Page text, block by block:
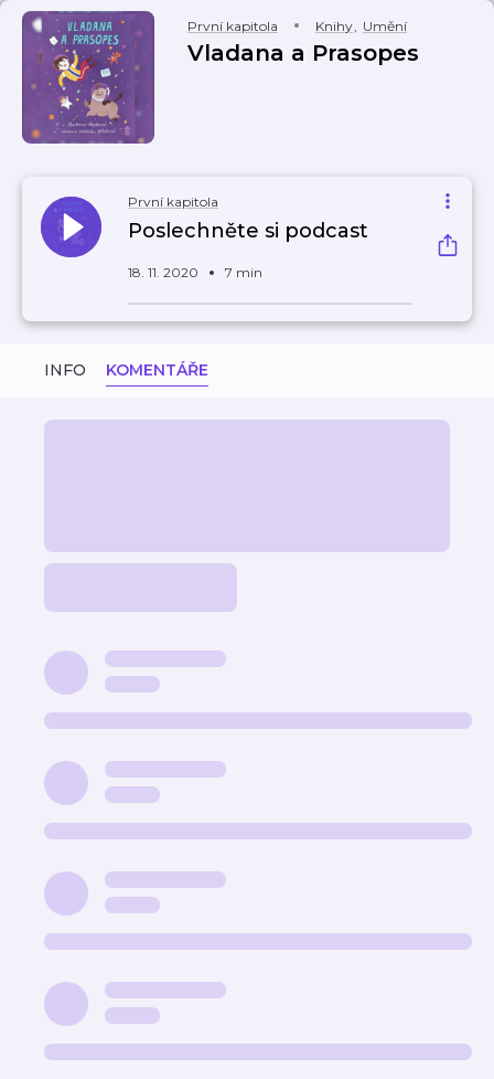
První kapitola Knihy, Umění
Vladana a Prasopes
První kapitola
Poslechněte si podcast
18. 11. 2020 7 min
INFO KOMENTÁŘE